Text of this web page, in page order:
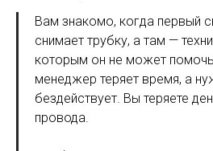
Вам знакомо, когда первый
снимает трубку, а там —
которым он не может
менеджер теряет время, а
бездействует. Вы теряете
провода.